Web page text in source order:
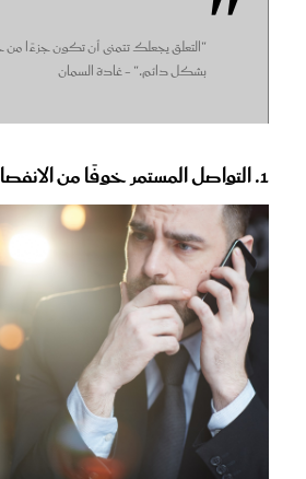
"التعلق يجعلك تتمنى أن تكون جزءًا
بشكل دائم." - غادة السمان
1. التواصل المستمر خوفًا من الانفصال.